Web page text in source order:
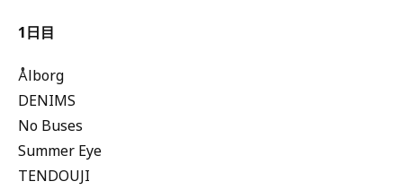
1日目
Ålborg
DENIMS
No Buses
Summer Eye
TENDOUJI